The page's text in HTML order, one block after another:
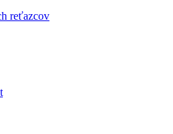
reťazcov